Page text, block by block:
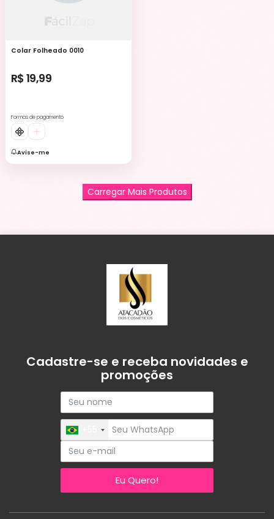
Colar Folheado 0010
R$ 19,99
Formas de pagamento
Avise-me
Carregar Mais Produtos
Cadastre-se e receba novidades e
promoções
Eu Quero!